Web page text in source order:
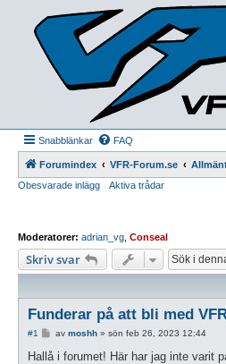
Snabblänkar FAQ
Forumindex VFR-Forum.se
Obesvarade inlägg
Aktiva trådar
Moderatorer: adrian_vg Conseal
Skriv svar
Funderar på att bli med
#1
l
av moshh» sön feb 26, 2023 12:44
Hallå i forumet! Här har jag inte varit